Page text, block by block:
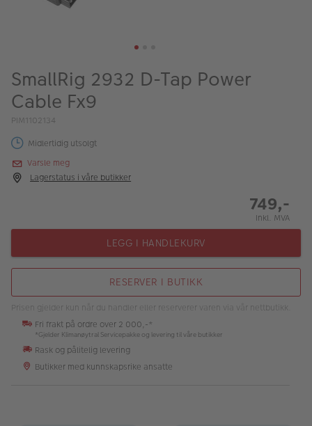
KIKKERTER
Kampanjer
Merker
Bildeprodukter
SmallRig 2932 D-Tap Power
Cable Fx9
PIM1102134
Midlertidig utsolgt
Varsle meg
Lagerstatus i våre butikker
749,-
Inkl. MVA
LEGG I HANDLEKURV
RESERVER I BUTIKK
Prisen gjelder kun når du handler eller reserverer varen via vår nettbutikk.
Fri frakt på ordre over 2 000,-*
*Gjelder Klimanøytral Servicepakke og levering til våre butikker
Rask og pålitelig levering
Butikker med kunnskapsrike ansatte